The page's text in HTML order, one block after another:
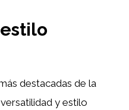
destacadas de la
y estilo